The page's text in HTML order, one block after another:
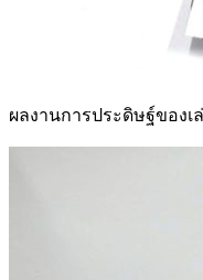
ผลงานการประดิษฐ์ของเ